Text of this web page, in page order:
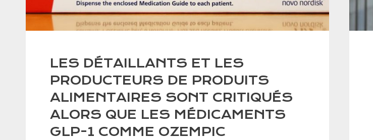
LES DÉTAILLANTS ET LES
PRODUCTEURS DE PRODUITS
ALIMENTAIRES SONT CRITIQUÉS
ALORS QUE LES MÉDICAMENTS
GLP-1 COMME OZEMPIC